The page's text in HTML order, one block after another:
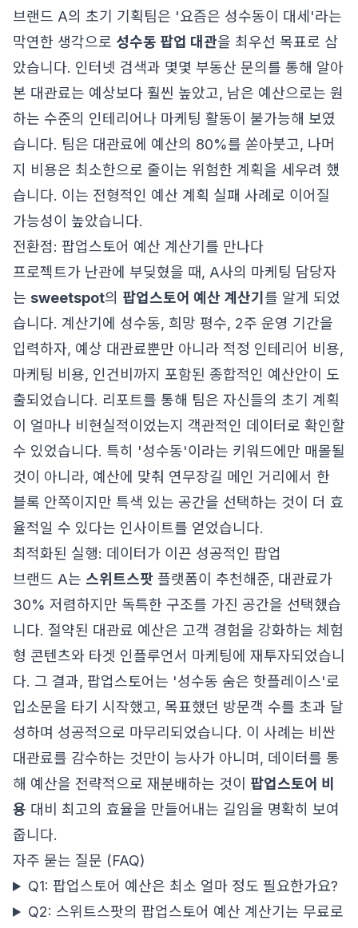
브랜드 A의 초기 기획팀은 '요즘은 성수동이 대세'라는
막연한 생각으로 성수동 팝업 대관을 최우선 목표로 삼
았습니다. 인터넷 검색과 몇몇 부동산 문의를 통해 알아
본 대관료는 예상보다 훨씬 높았고, 남은 예산으로는 원
하는 수준의 인테리어나 마케팅 활동이 불가능해 보였
습니다. 팀은 대관료에 예산의 80%를 쏟아붓고, 나머
지 비용은 최소한으로 줄이는 위험한 계획을 세우려 했
습니다. 이는 전형적인 예산 계획 실패 사례로 이어질
가능성이 높았습니다.
전환점: 팝업스토어 예산 계산기를 만나다
프로젝트가 난관에 부딪혔을 때, A사의 마케팅 담당자
는 sweetspot의 팝업스토어 예산 계산기 를 알게 되었
습니다. 계산기에 성수동, 희망 평수, 2주 운영 기간을
입력하자, 예상 대관료뿐만 아니라 적정 인테리어 비용,
마케팅 비용, 인건비까지 포함된 종합적인 예산안이 도
출되었습니다. 리포트를 통해 팀은 자신들의 초기 계획
이 얼마나 비현실적이었는지 객관적인 데이터로 확인할
수 있었습니다. 특히 '성수동'이라는 키워드에만 매몰될
것이 아니라, 예산에 맞춰 연무장길 메인 거리에서 한
블록 안쪽이지만 특색 있는 공간을 선택하는 것이 더 효
율적일 수 있다는 인사이트를 얻었습니다.
최적화된 실행: 데이터가 이끈 성공적인 팝업
브랜드 A는 스위트스팟 플랫폼이 추천해준, 대관료가
30% 저렴하지만 독특한 구조를 가진 공간을 선택했습
니다. 절약된 대관료 예산은 고객 경험을 강화하는 체험
형 콘텐츠와 타겟 인플루언서 마케팅에 재투자되었습니
다. 그 결과, 팝업스토어는 '성수동 숨은 핫플레이스'로
입소문을 타기 시작했고, 목표했던 방문객 수를 초과 달
성하며 성공적으로 마무리되었습니다. 이 사례는 비싼
대관료를 감수하는 것만이 능사가 아니며, 데이터를 통
해 예산을 전략적으로 재분배하는 것이 팝업스토어 비
용 대비 최고의 효율을 만들어내는 길임을 명확히 보여
줍니다.
자주 묻는 질문 (FAQ)
Q1: 팝업스토어 예산은 최소 얼마 정도 필요한가요?
Q2: 스위트스팟의 팝업스토어 예산 계산기는 무료로